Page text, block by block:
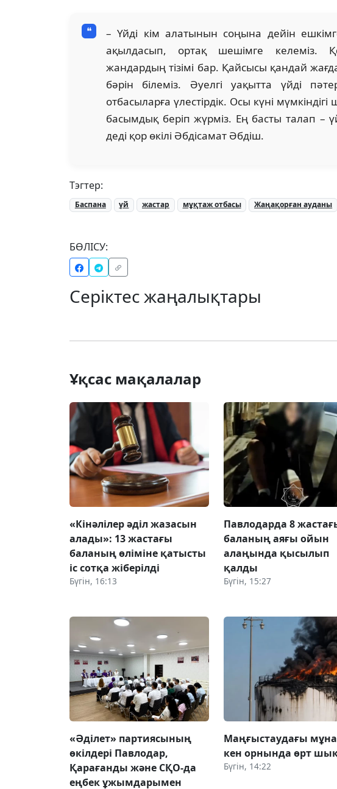
– Үйді кім алатынын соңына дейін
ақылдасып, ортақ шешімге келеміз.
жандардың тізімі бар. Қайсысы қандай
бәрін білеміз. Әуелгі уақытта үйді
отбасыларға үлестірдік. Осы күні
басымдық беріп жүрміз. Ең басты талап –
деді қор өкілі Әбдісамат Әбдіш.
Тэгтер:
Баспана үй жастар мұқтаж отбасы Жаңақорған ауданы
БӨЛІСУ:
Серіктес жаңалықтары
Ұқсас мақалалар
«Кінәлілер әділ жазасын
алады»: 13 жастағы
баланың өліміне қатысты
іс сотқа жіберілді
Бүгін, 16:13
Павлодарда 8
баланың аяғы ойын
алаңында қысылып
қалды
Бүгін, 15:27
«Әділет» партиясының
өкілдері Павлодар,
Қарағанды және СҚО-да
еңбек ұжымдарымен
Маңғыстаудағы
кен орнында өрт
Бүгін, 14:22